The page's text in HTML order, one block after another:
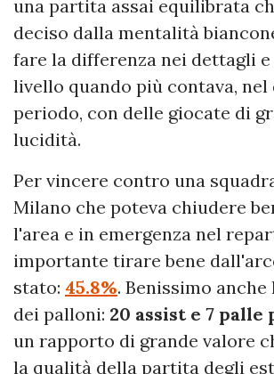
una partita assai equilibrata
deciso dalla mentalità
fare la differenza nei dettagli
livello quando più contava, nel
periodo, con delle giocate di
lucidità.
Per vincere contro una
Milano che poteva chiudere
l'area e in emergenza nel
importante tirare bene
stato: 45.8%. Benissimo
dei palloni: 20 assist e 7 palle
un rapporto di grande valore
la qualità della partita degli